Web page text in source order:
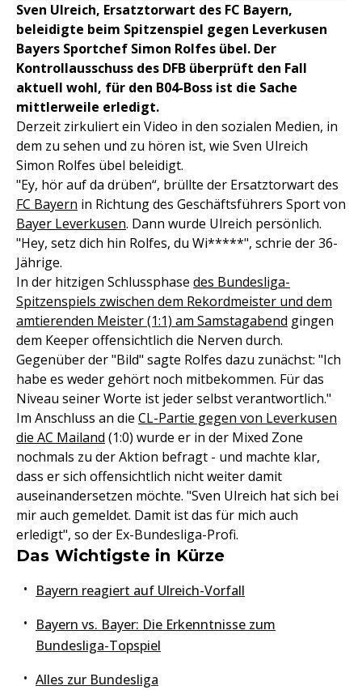
Sven Ulreich, Ersatztorwart des FC Bayern,
beleidigte beim Spitzenspiel gegen Leverkusen
Bayers Sportchef Simon Rolfes übel. Der
Kontrollausschuss des DFB überprüft den Fall
aktuell wohl, für den B04-Boss ist die Sache
mittlerweile erledigt.
Derzeit zirkuliert ein Video in den sozialen Medien, in
dem zu sehen und zu hören ist, wie Sven Ulreich
Simon Rolfes übel beleidigt.
"Ey, hör auf da drüben“, brüllte der Ersatztorwart des
FC Bayern in Richtung des Geschäftsführers Sport von
Bayer Leverkusen. Dann wurde Ulreich persönlich.
"Hey, setz dich hin Rolfes, du Wi*****", schrie der 36-
Jährige.
In der hitzigen Schlussphase des Bundesliga-
Spitzenspiels zwischen dem Rekordmeister und dem
amtierenden Meister (1:1) am Samstagabend gingen
dem Keeper offensichtlich die Nerven durch.
Gegenüber der "Bild" sagte Rolfes dazu zunächst: "Ich
habe es weder gehört noch mitbekommen. Für das
Niveau seiner Worte ist jeder selbst verantwortlich."
Im Anschluss an die CL-Partie gegen von Leverkusen
die AC Mailand (1:0) wurde er in der Mixed Zone
nochmals zu der Aktion befragt - und machte klar,
dass er sich offensichtlich nicht weiter damit
auseinandersetzen möchte. "Sven Ulreich hat sich bei
mir auch gemeldet. Damit ist das für mich auch
erledigt", so der Ex-Bundesliga-Profi.
Das Wichtigste in Kürze
Bayern reagiert auf Ulreich-Vorfall
Bayern vs. Bayer: Die Erkenntnisse zum
Bundesliga-Topspiel
Alles zur Bundesliga